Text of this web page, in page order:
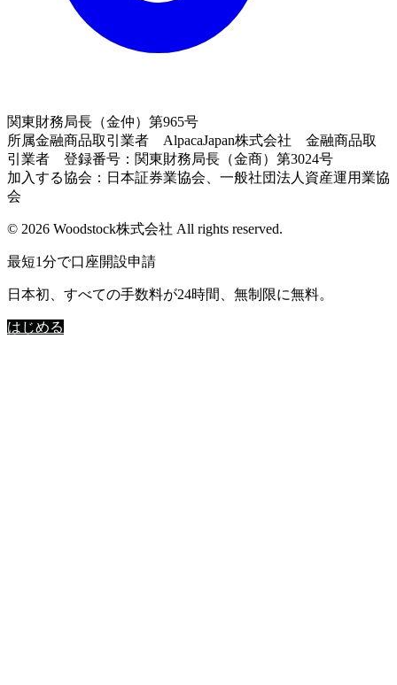
関東財務局長（金仲）第965号
所属金融商品取引業者 AlpacaJapan株式会社 金融商品取
引業者 登録番号：関東財務局長（金商）第3024号
加入する協会：日本証券業協会、一般社団法人資産運用業協
会
© 2026 Woodstock株式会社 All rights reserved.
最短1分で口座開設申請
日本初、すべての手数料が24時間、無制限に無料。
はじめる